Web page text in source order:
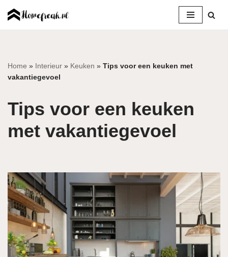
inhoud
Home » Interieur » Keuken » Tips voor een keuken met
vakantiegevoel
Tips voor een keuken
met vakantiegevoel